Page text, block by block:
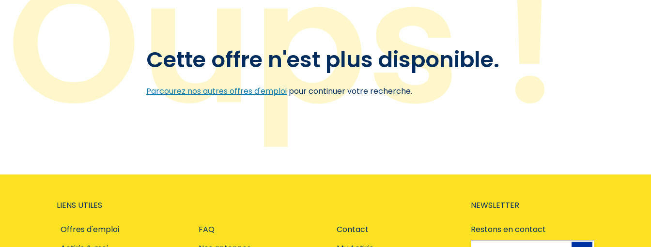
Cette offre n'est plus disponible.
Parcourez nos autres offres d'emploipour continuer votre recherche.
LIENS UTILES
Offres d'emploi
FAQ
Contact
NEWSLETTER
Restons en contact